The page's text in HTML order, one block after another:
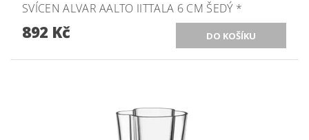
SVÍCEN ALVAR AALTO IITTALA 6 CM ŠEDÝ *
892 Kč